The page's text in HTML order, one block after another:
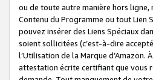
ou de toute autre manière hors ligne,
Contenu du Programme ou tout
pouvez insérer des Liens Spéciaux
soient sollicitées (c’est-à-dire
l’Utilisation de la Marque
attestation écrite certifiant que vous